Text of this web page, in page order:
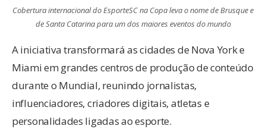
Cobertura internacional do EsporteSC na Copa leva o nome de Brusque e
de Santa Catarina para um dos maiores eventos do mundo
A iniciativa transformará as cidades de Nova York e
Miami em grandes centros de produção de conteúdo
durante o Mundial, reunindo jornalistas,
influenciadores, criadores digitais, atletas e
personalidades ligadas ao esporte.